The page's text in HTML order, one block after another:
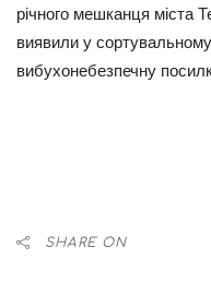
річного мешканця міста
виявили у
вибухонебезпечну
SHARE ON